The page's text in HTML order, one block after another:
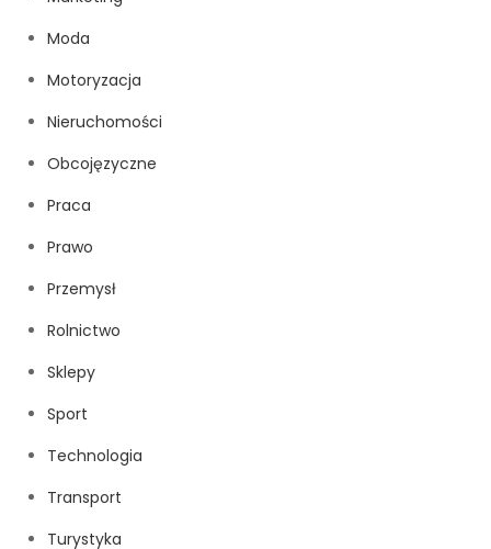
Moda
Motoryzacja
Nieruchomości
Obcojęzyczne
Praca
Prawo
Przemysł
Rolnictwo
Sklepy
Sport
Technologia
Transport
Turystyka